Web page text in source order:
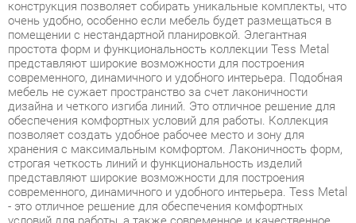
современного, динамичного и удобного интерьера. Подобная
мебель не сужает пространство за счет лаконичности
дизайна и четкого изгиба линий. Это отличное решение для
обеспечения комфортных условий для работы. Коллекция
позволяет создать удобное рабочее место и зону для
хранения с максимальным комфортом. Лаконичность форм,
строгая четкость линий и функциональность изделий
представляют широкие возможности для построения
современного, динамичного и удобного интерьера. Tess Metal
- это отличное решение для обеспечения комфортных
условий для работы, а также современное и качественное
оснащение для офиса в формате open-space, переговорной
зоны и отдельного кабинета, позволяющее оптимизировать
пространство без ущерба для функциональности и удобства.
Широкая база элементов позволит создать полноценный
гарнитур, отвечающий всем требованиям, как по габаритам,